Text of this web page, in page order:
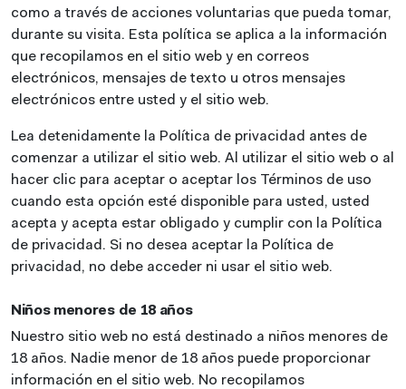
como a través de acciones voluntarias que pueda tomar,
durante su visita. Esta política se aplica a la información
que recopilamos en el sitio web y en correos
electrónicos, mensajes de texto u otros mensajes
electrónicos entre usted y el sitio web.
Lea detenidamente la Política de privacidad antes de
comenzar a utilizar el sitio web. Al utilizar el sitio web o al
hacer clic para aceptar o aceptar los Términos de uso
cuando esta opción esté disponible para usted, usted
acepta y acepta estar obligado y cumplir con la Política
de privacidad. Si no desea aceptar la Política de
privacidad, no debe acceder ni usar el sitio web.
Niños menores de 18 años
Nuestro sitio web no está destinado a niños menores de
18 años. Nadie menor de 18 años puede proporcionar
información en el sitio web. No recopilamos